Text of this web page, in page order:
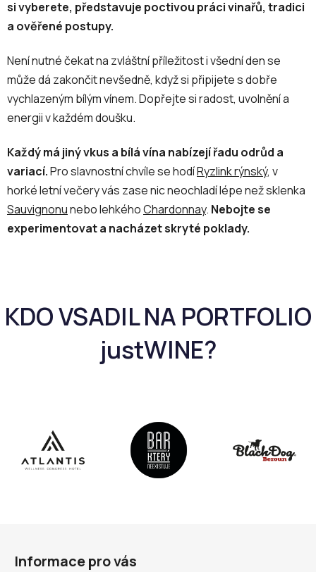
p
k
y
v
ý
s
u
si vyberete, představuje poctivou práci vinařů, tradici
a ověřené postupy.
Není nutné čekat na zvláštní příležitost i všední den se
může dá zakončit nevšedně, když si připijete s dobře
vychlazeným bílým vínem. Dopřejte si radost, uvolnění a
energii v každém doušku.
Každý má jiný vkus a bílá vína nabízejí řadu odrůd a
variací.Pro slavnostní chvíle se hodíRyzlink rýnský, v
horké letní večery vás zase nic neochladí lépe než sklenka
Sauvignonunebo lehkéhoChardonnay. Nebojte se
experimentovat a nacházet skryté poklady.
Informace pro vás